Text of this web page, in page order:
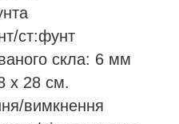
ст:фунт
скла: 6 мм
х 28 см.
вимкнення